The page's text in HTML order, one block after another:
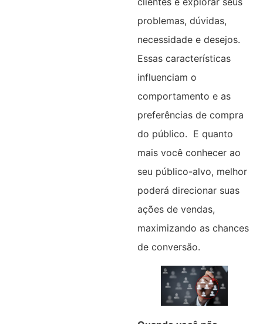
problemas, dúvidas,
necessidade e desejos.
Essas características
influenciam o
comportamento e as
preferências de compra
do público. E quanto
mais você conhecer ao
seu público-alvo, melhor
poderá direcionar suas
ações de vendas,
maximizando as chances
de conversão.